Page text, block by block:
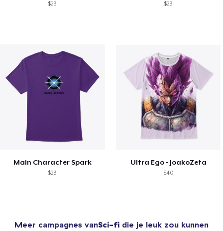
$23 $23
Main Character Spark
$23
Ultra Ego - JoakoZeta
$40
Meer campagnes vanSci-fi die je leuk zou kunnen